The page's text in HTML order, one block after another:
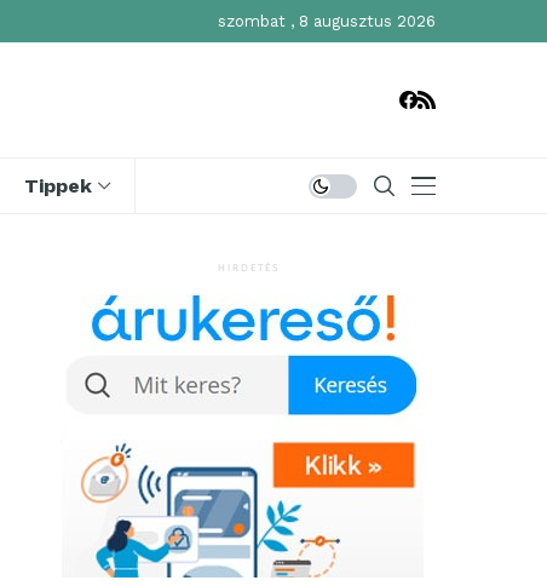
szombat , 8 augusztus 2026
Tippek
HIRDETÉS